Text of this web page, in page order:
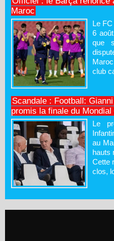
Maroc
Le
6
que
club
Scandale : Football:
promis la finale du Mondial
Le
au
hauts
Cette
clos,